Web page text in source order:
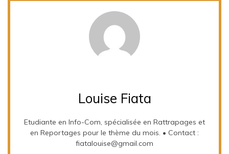
Louise Fiata
Etudiante en Info-Com, spécialisée en Rattrapages et
en Reportages pour le thème du mois. • Contact :
fiatalouise@gmail.com